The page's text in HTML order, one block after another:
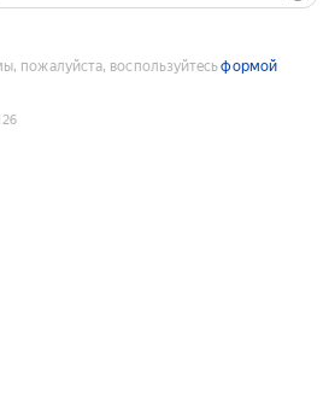
пожалуйста, воспользуйтесьформой